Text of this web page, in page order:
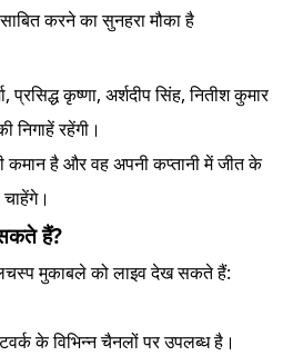
करने का सुनहरा मौका है
कृष्णा, अर्शदीप सिंह, नितीश कुमार
निगाहें रहेंगी।
कमान है और वह अपनी कप्तानी में जीत के
हैं?
मुकाबले को लाइव देख सकते हैं:
के विभिन्न चैनलों पर उपलब्ध है।